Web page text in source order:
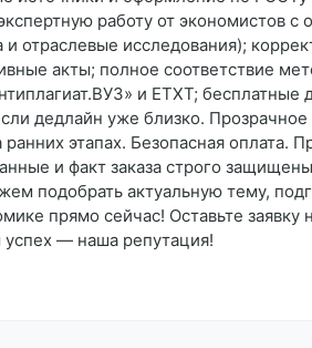
работу от экономистов
и отраслевые исследования);
акты; полное соответствие
и ETXT;
дедлайн уже близко. Прозрачное
этапах. Безопасная оплата.
и факт заказа строго
подобрать актуальную тему,
прямо сейчас! Оставьте
успех — наша репутация!